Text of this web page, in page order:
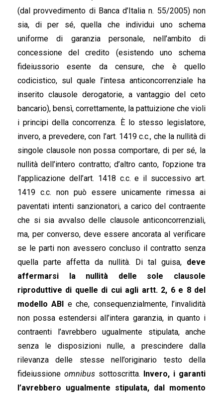
(dal provvedimento di Banca d’Italia n. 55/2005) non
sia, di per sé, quella che individui uno schema
uniforme di garanzia personale, nell’ambito di
concessione del credito (esistendo uno schema
fideiussorio esente da censure, che è quello
codicistico, sul quale l’intesa anticoncorrenziale ha
inserito clausole derogatorie, a vantaggio del ceto
bancario), bensì, correttamente, la pattuizione che violi
i principi della concorrenza. È lo stesso legislatore,
invero, a prevedere, con l’art. 1419 c.c., che la nullità di
singole clausole non possa comportare, di per sé, la
nullità dell’intero contratto; d’altro canto, l’opzione tra
l’applicazione dell’art. 1418 c.c. e il successivo art.
1419 c.c. non può essere unicamente rimessa ai
paventati intenti sanzionatori, a carico del contraente
che si sia avvalso delle clausole anticoncorrenziali,
ma, per converso, deve essere ancorata al verificare
se le parti non avessero concluso il contratto senza
quella parte affetta da nullità. Di tal guisa, deve
affermarsi la nullità delle sole clausole
riproduttive di quelle di cui agli artt. 2, 6 e 8 del
modello ABI e che, consequenzialmente, l’invalidità
non possa estendersi all’intera garanzia, in quanto i
contraenti l’avrebbero ugualmente stipulata, anche
senza le disposizioni nulle, a prescindere dalla
rilevanza delle stesse nell’originario testo della
fideiussione omnibussottoscritta. Invero, i garanti
l’avrebbero ugualmente stipulata, dal momento